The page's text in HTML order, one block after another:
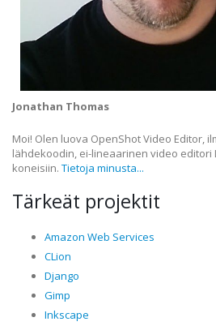
Jonathan Thomas
Moi! Olen luova OpenShot Video Editor,
lähdekoodin, ei-lineaarinen video editori
koneisiin. Tietoja minusta...
Tärkeät projektit
Amazon Web Services
CLion
Django
Gimp
Inkscape